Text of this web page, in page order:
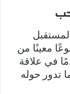
معينًا من
في علاقة
تدور حوله